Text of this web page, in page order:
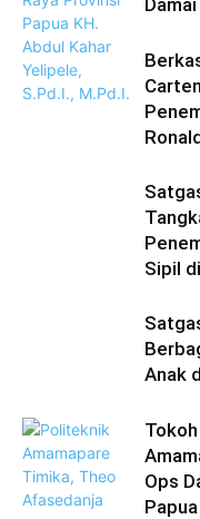
Sipil
Anak
Ops
Papua